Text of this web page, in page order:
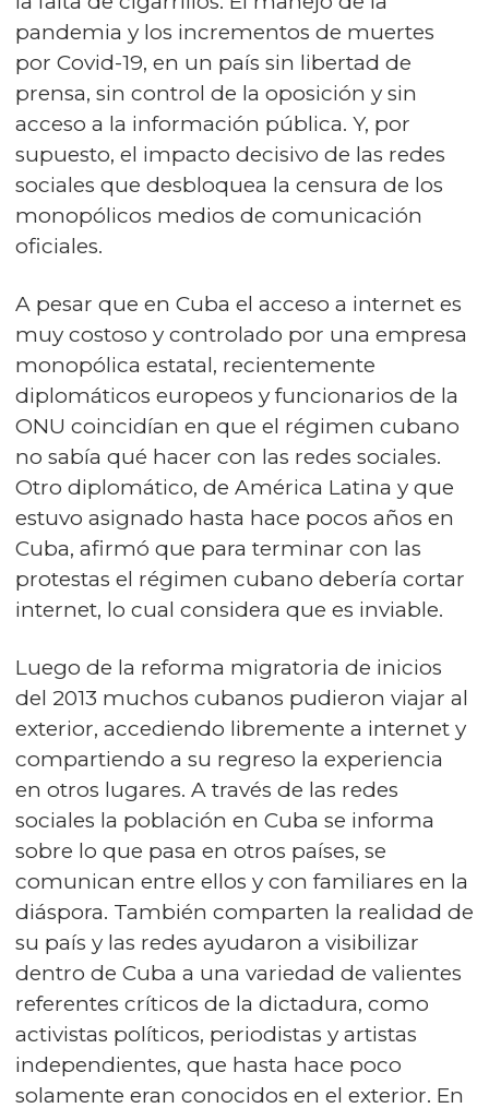
pandemia y los incrementos de muertes
por Covid-19, en un país sin libertad de
prensa, sin control de la oposición y sin
acceso a la información pública. Y, por
supuesto, el impacto decisivo de las redes
sociales que desbloquea la censura de los
monopólicos medios de comunicación
oficiales.
A pesar que en Cuba el acceso a internet es
muy costoso y controlado por una empresa
monopólica estatal, recientemente
diplomáticos europeos y funcionarios de la
ONU coincidían en que el régimen cubano
no sabía qué hacer con las redes sociales.
Otro diplomático, de América Latina y que
estuvo asignado hasta hace pocos años en
Cuba, afirmó que para terminar con las
protestas el régimen cubano debería cortar
internet, lo cual considera que es inviable.
Luego de la reforma migratoria de inicios
del 2013 muchos cubanos pudieron viajar al
exterior, accediendo libremente a internet y
compartiendo a su regreso la experiencia
en otros lugares. A través de las redes
sociales la población en Cuba se informa
sobre lo que pasa en otros países, se
comunican entre ellos y con familiares en la
diáspora. También comparten la realidad de
su país y las redes ayudaron a visibilizar
dentro de Cuba a una variedad de valientes
referentes críticos de la dictadura, como
activistas políticos, periodistas y artistas
independientes, que hasta hace poco
solamente eran conocidos en el exterior. En